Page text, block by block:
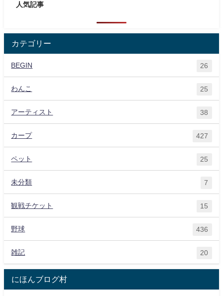
人気記事
カテゴリー
BEGIN 26
わんこ 25
アーティスト 38
カープ 427
ペット 25
未分類 7
観戦チケット 15
野球 436
雑記 20
にほんブログ村